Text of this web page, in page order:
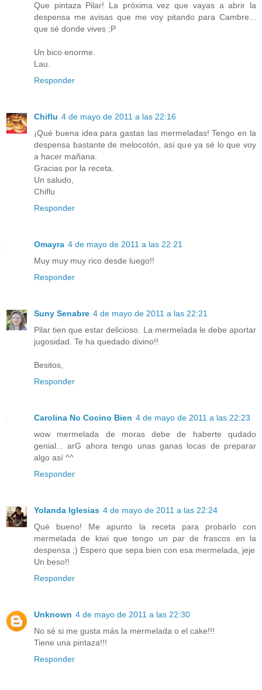
Que pintaza Pilar! La próxima vez que vayas a abrir la
despensa me avisas que me voy pitando para Cambre...
que sé donde vives ;P
Un bico enorme.
Lau.
Responder
Chiflu 4 de mayo de 2011 a las 22:16
¡Qué buena idea para gastas las mermeladas! Tengo en la
despensa bastante de melocotón, así que ya sé lo que voy
a hacer mañana.
Gracias por la receta.
Un saludo,
Chiflu
Responder
Omayra 4 de mayo de 2011 a las 22:21
Muy muy muy rico desde luego!!
Responder
Suny Senabre 4 de mayo de 2011 a las 22:21
Pilar tien que estar delicioso. La mermelada le debe aportar
jugosidad. Te ha quedado divino!!
Besitos,
Responder
Carolina No Cocino Bien 4 de mayo de 2011 a las 22:23
wow mermelada de moras debe de haberte qudado
genial... arG ahora tengo unas ganas locas de preparar
algo así ^^
Responder
Yolanda Iglesias 4 de mayo de 2011 a las 22:24
Qué bueno! Me apunto la receta para probarlo con
mermelada de kiwi que tengo un par de frascos en la
despensa ;) Espero que sepa bien con esa mermelada, jeje
Un beso!!
Responder
Unknown 4 de mayo de 2011 a las 22:30
No sé si me gusta más la mermelada o el cake!!!
Tiene una pintaza!!!
Responder